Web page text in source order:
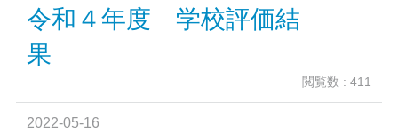
令和４年度 学校評価結
果
閲覧数 : 411
2022-05-16